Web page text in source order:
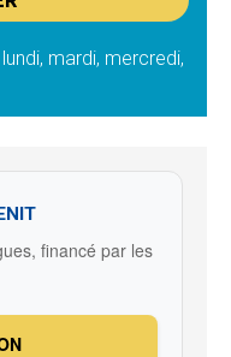
mardi, mercredi,
financé par les